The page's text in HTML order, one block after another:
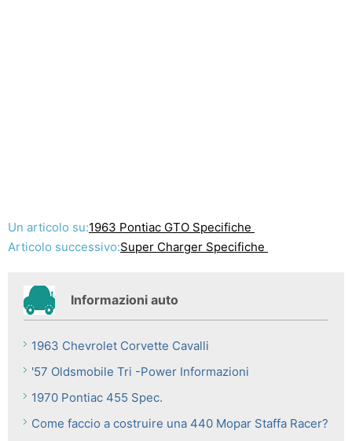
Un articolo su:1963 Pontiac GTO Specifiche
Articolo successivo:Super Charger Specifiche
Informazioni auto
1963 Chevrolet Corvette Cavalli
'57 Oldsmobile Tri -Power Informazioni
1970 Pontiac 455 Spec.
Come faccio a costruire una 440 Mopar Staffa Racer?